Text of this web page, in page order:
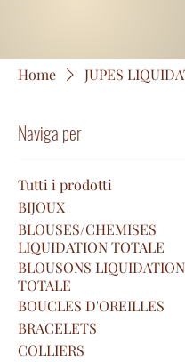
Home JUPES
Naviga per
Tutti i prodotti
BIJOUX
BLOUSES/CHEMISES
LIQUIDATION TOTALE
BLOUSONS LIQUIDATION
TOTALE
BOUCLES D'OREILLES
BRACELETS
COLLIERS